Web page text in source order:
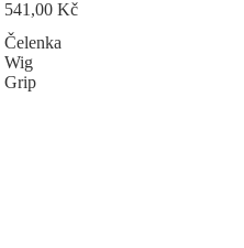
541,00 Kč
Čelenka
Wig
Grip